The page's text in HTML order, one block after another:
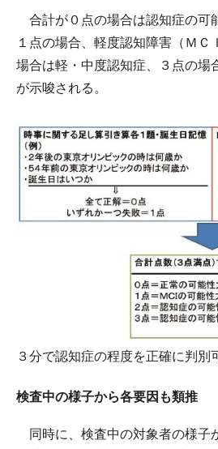
合計が０点の場合は認知症の可
１点の場合、軽度認知障害（ＭＣ
場合は軽・中度認知症、３点の場
が示唆される。
３分で認知症の程度を正確に判別
検査中の様子から各要因も類推
同時に、検査中の対象者の様子